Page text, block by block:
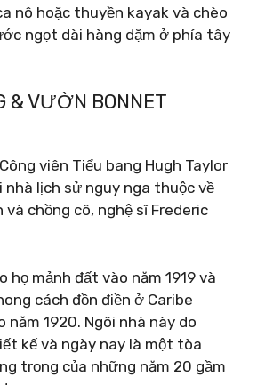
nô hoặc thuyền kayak và chèo
ngọt dài hàng dặm ở phía tây
& VƯỜN BONNET
viên Tiểu bang Hugh Taylor
nhà lịch sử nguy nga thuộc về
và chồng cô, nghệ sĩ Frederic
họ mảnh đất vào năm 1919 và
cách đồn điền ở Caribe
năm 1920. Ngôi nhà này do
kế và ngày nay là một tòa
trọng của những năm 20 gầm